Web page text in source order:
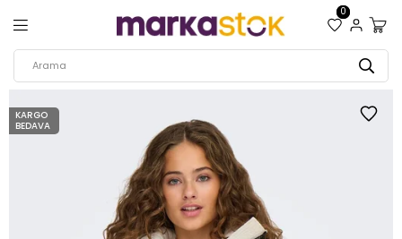
0
KARGO
BEDAVA